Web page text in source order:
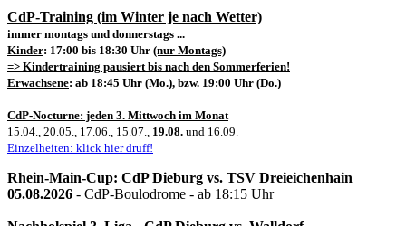
CdP-Training (im Winter je nach Wetter)
immer montags und donnerstags ...
Kinder: 17:00 bis 18:30 Uhr (nur Montags)
=> Kindertraining pausiert bis nach den Sommerferien!
Erwachsene: ab 18:45 Uhr (Mo.), bzw. 19:00 Uhr (Do.)
CdP-Nocturne: jeden 3. Mittwoch im Monat
15.04., 20.05., 17.06., 15.07., 19.08. und 16.09.
Einzelheiten: klick hier druff!
Rhein-Main-Cup: CdP Dieburg vs. TSV Dreieichenhain
05.08.2026 - CdP-Boulodrome - ab 18:15 Uhr